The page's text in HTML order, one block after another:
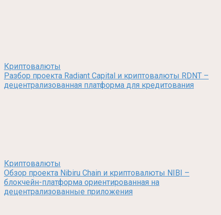
Криптовалюты
Разбор проекта Radiant Capital и криптовалюты RDNT –
децентрализованная платформа для кредитования
Криптовалюты
Обзор проекта Nibiru Chain и криптовалюты NIBI –
блокчейн-платформа ориентированная на
децентрализованные приложения